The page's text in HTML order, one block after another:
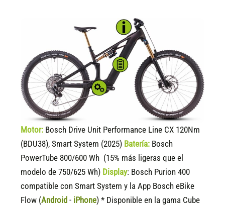
Motor: Bosch Drive Unit Performance Line CX 120Nm
(BDU38), Smart System (2025) Batería: Bosch
PowerTube 800/600 Wh (15% más ligeras que el
modelo de 750/625 Wh) Display: Bosch Purion 400
compatible con Smart System y la App Bosch eBike
Flow (Android - iPhone) * Disponible en la gama Cube